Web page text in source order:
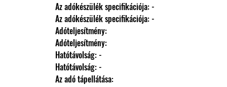
                Az adókészülék specifikációja: -
                Az adókészülék specifikációja: -
                Adóteljesítmény:
                Adóteljesítmény:
                Hatótávolság: -
                Hatótávolság: -
                Az adó tápellátása: